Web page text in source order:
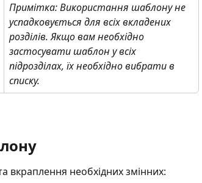
Примітка: Використання шаблону не
успадковується для всіх вкладених
розділів. Якщо вам необхідно
застосувати шаблон у всіх
підрозділах, їх необхідно вибрати в
списку.
вкраплення необхідних змінних: